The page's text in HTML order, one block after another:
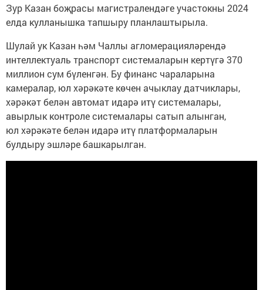
Зур Казан боҗрасы магистралендәге участокны 2024
елда кулланышка тапшыру планлаштырыла.
Шулай ук Казан һәм Чаллы агломерацияләрендә
интеллектуаль транспорт системаларын кертүгә 370
миллион сум бүленгән. Бу финанс чараларына
камералар, юл хәрәкәте көчен ачыклау датчиклары,
хәрәкәт белән автомат идарә итү системалары,
авырлык контроле системалары сатып алынган,
юл хәрәкәте белән идарә итү платформаларын
булдыру эшләре башкарылган.